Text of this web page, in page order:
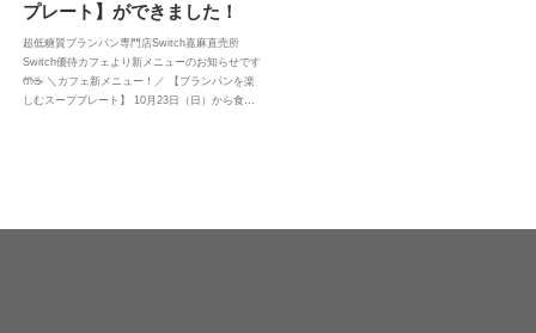
プレート】ができました！
超低糖質ブランパン専門店Switch嘉麻直売所
Switch優待カフェより新メニューのお知らせです
🤲☕ ＼カフェ新メニュー！／ 【ブランパンを楽
しむスーププレート】 10月23日（日）から食…